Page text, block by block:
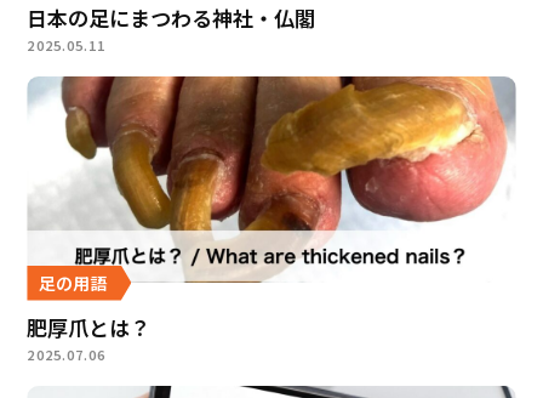
日本の足にまつわる神社・仏閣
2025.05.11
足の用語
肥厚爪とは？
2025.07.06